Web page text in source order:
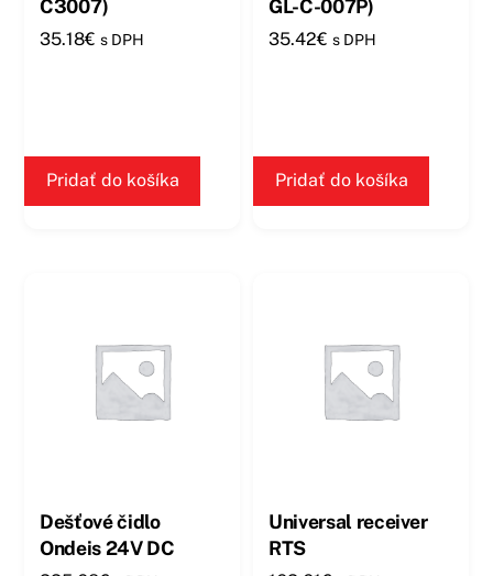
C3007)
35.18€ s DPH
Pridať do košíka
GL-C-007P)
35.42€ s DPH
Pridať do košíka
Dešťové čidlo
Ondeis 24V DC
Universal receiver
RTS